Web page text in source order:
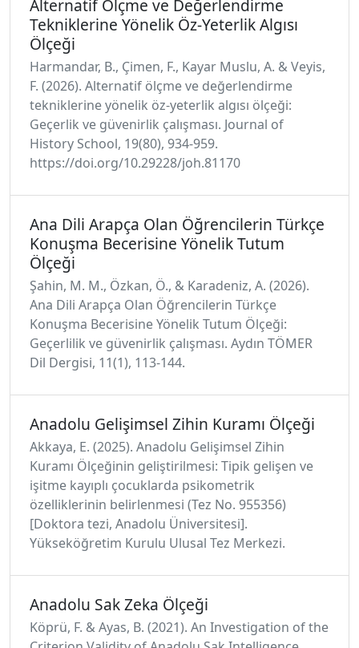
Alternatif Ölçme ve Değerlendirme
Tekniklerine Yönelik Öz-Yeterlik Algısı
Ölçeği
Harmandar, B., Çimen, F., Kayar Muslu, A. & Veyis,
F. (2026). Alternatif ölçme ve değerlendirme
tekniklerine yönelik öz-yeterlik algısı ölçeği:
Geçerlik ve güvenirlik çalışması. Journal of
History School, 19(80), 934-959.
https://doi.org/10.29228/joh.81170
Ana Dili Arapça Olan Öğrencilerin Türkçe
Konuşma Becerisine Yönelik Tutum
Ölçeği
Şahin, M. M., Özkan, Ö., & Karadeniz, A. (2026).
Ana Dili Arapça Olan Öğrencilerin Türkçe
Konuşma Becerisine Yönelik Tutum Ölçeği:
Geçerlilik ve güvenirlik çalışması. Aydın TÖMER
Dil Dergisi, 11(1), 113-144.
Anadolu Gelişimsel Zihin Kuramı Ölçeği
Akkaya, E. (2025). Anadolu Gelişimsel Zihin
Kuramı Ölçeğinin geliştirilmesi: Tipik gelişen ve
işitme kayıplı çocuklarda psikometrik
özelliklerinin belirlenmesi (Tez No. 955356)
[Doktora tezi, Anadolu Üniversitesi].
Yükseköğretim Kurulu Ulusal Tez Merkezi.
Anadolu Sak Zeka Ölçeği
Köprü, F. & Ayas, B. (2021). An Investigation of the